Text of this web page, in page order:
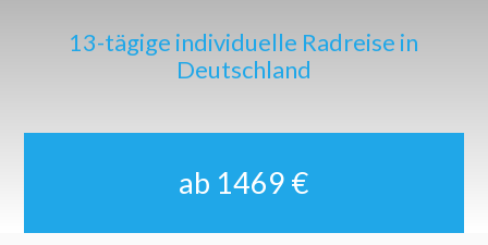
13-tägige individuelle Radreise in
Deutschland
ab 1469 €